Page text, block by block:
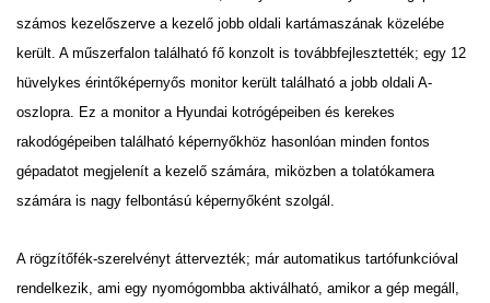
számos kezelőszerve a kezelő jobb oldali kartámaszának közelébe
került. A műszerfalon található fő konzolt is továbbfejlesztették; egy 12
hüvelykes érintőképernyős monitor került található a jobb oldali A-
oszlopra. Ez a monitor a Hyundai kotrógépeiben és kerekes
rakodógépeiben található képernyőkhöz hasonlóan minden fontos
gépadatot megjelenít a kezelő számára, miközben a tolatókamera
számára is nagy felbontású képernyőként szolgál.
A rögzítőfék-szerelvényt áttervezték; már automatikus tartófunkcióval
rendelkezik, ami egy nyomógombba aktiválható, amikor a gép megáll,